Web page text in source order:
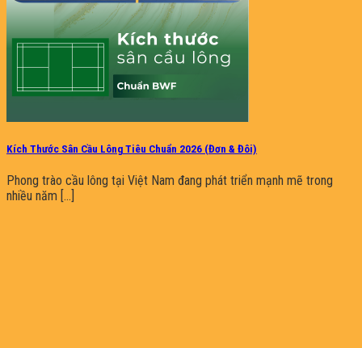
Kích Thước Sân Cầu Lông Tiêu Chuẩn 2026 (Đơn & Đôi)
Phong trào cầu lông tại Việt Nam đang phát triển mạnh mẽ trong
nhiều năm [...]